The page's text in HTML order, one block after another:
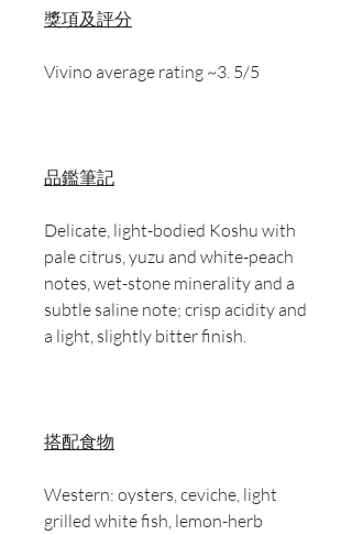
獎項及評分
Vivino average rating ~3. 5/5
品鑑筆記
Delicate, light-bodied Koshu with
pale citrus, yuzu and white-peach
notes, wet-stone minerality and a
subtle saline note; crisp acidity and
a light, slightly bitter finish.
搭配食物
Western: oysters, ceviche, light
grilled white fish, lemon-herb